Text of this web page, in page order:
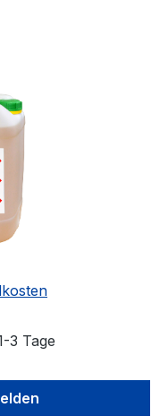
3 Tage